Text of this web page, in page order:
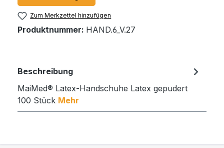
Zum Merkzettel hinzufügen
Produktnummer: HAND.6_V.27
Beschreibung
MaiMed® Latex-Handschuhe Latex gepudert
100 Stück Mehr